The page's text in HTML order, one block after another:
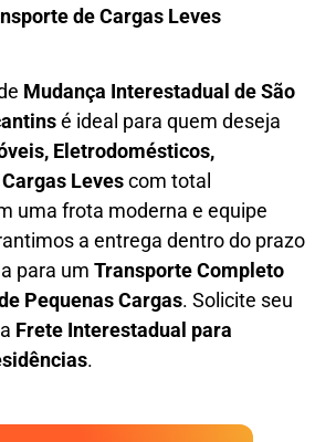
de Cargas Leves
Mudança Interestadual de São
é ideal para quem deseja
Eletrodomésticos,
Levescom total
uma frota moderna e equipe
a entrega dentro do prazo
para um Transporte Completo
Pequenas Cargas. Solicite seu
Frete Interestadual para
.